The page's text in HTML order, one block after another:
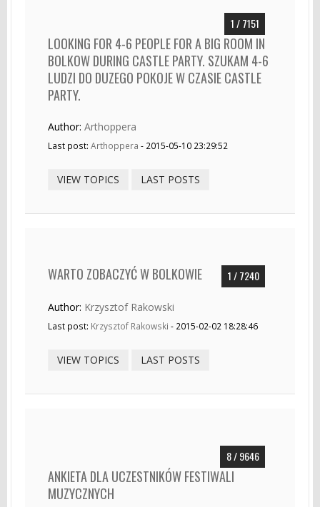
1 / 7151
LOOKING FOR 4-6 PEOPLE FOR A BIG ROOM IN
BOLKOW DURING CASTLE PARTY. SZUKAM 4-6
LUDZI DO DUZEGO POKOJE W CZASIE CASTLE
PARTY.
Author: Arthoppera
Last post: Arthoppera - 2015-05-10 23:29:52
VIEW TOPICS LAST POSTS
1 / 7240
WARTO ZOBACZYĆ W BOLKOWIE
Author: Krzysztof Rakowski
Last post: Krzysztof Rakowski - 2015-02-02 18:28:46
VIEW TOPICS LAST POSTS
8 / 9646
ANKIETA DLA UCZESTNIKÓW FESTIWALI
MUZYCZNYCH